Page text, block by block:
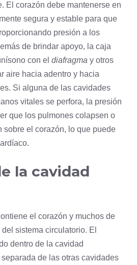
El corazón debe mantenerse en
segura y estable para que
presión a los
de brindar apoyo, la caja
con el diafragma y otros
aire hacia adentro y hacia
Si alguna de las cavidades
vitales se perfora, la presión
que los pulmones colapsen o
sobre el corazón, lo que puede
la cavidad
el corazón y muchos de
sistema circulatorio. El
dentro de la cavidad
de las otras cavidades